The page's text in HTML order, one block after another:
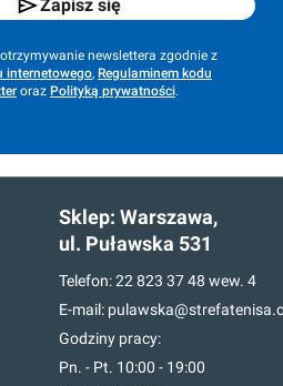
Zapisz się
newslettera zgodnie z
internetowego, Regulaminem kodu
oraz Polityką prywatności.
Sklep: Warszawa,
ul. Puławska 531
Telefon:22 823 37 48 wew. 4
E-mail:
Godziny pracy:
Pn. - Pt. 10:00 - 19:00